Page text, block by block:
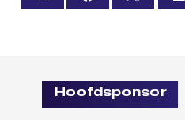
Hoofdsponsor